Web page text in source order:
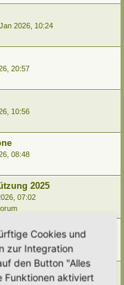
2026, 10:24
20:57
10:56
08:48
2025
07:02
12:15
Cookies und
zur Integration
den Button "Alles
Funktionen aktiviert